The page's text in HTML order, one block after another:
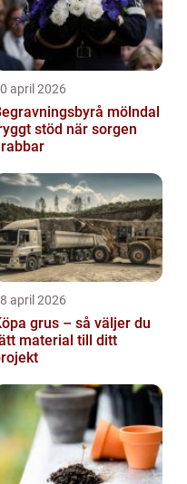
april 2026
mölndal
stöd när sorgen
april 2026
grus – så väljer du
material till ditt